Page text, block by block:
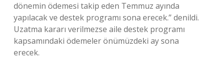
dönemin ödemesi takip eden Temmuz ayında
yapılacak ve destek programı sona erecek.” denildi.
Uzatma kararı verilmezse aile destek programı
kapsamındaki ödemeler önümüzdeki ay sona
erecek.